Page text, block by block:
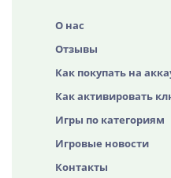
О нас
Отзывы
Как покупать на
Как активировать
Игры по категориям
Игровые новости
Контакты